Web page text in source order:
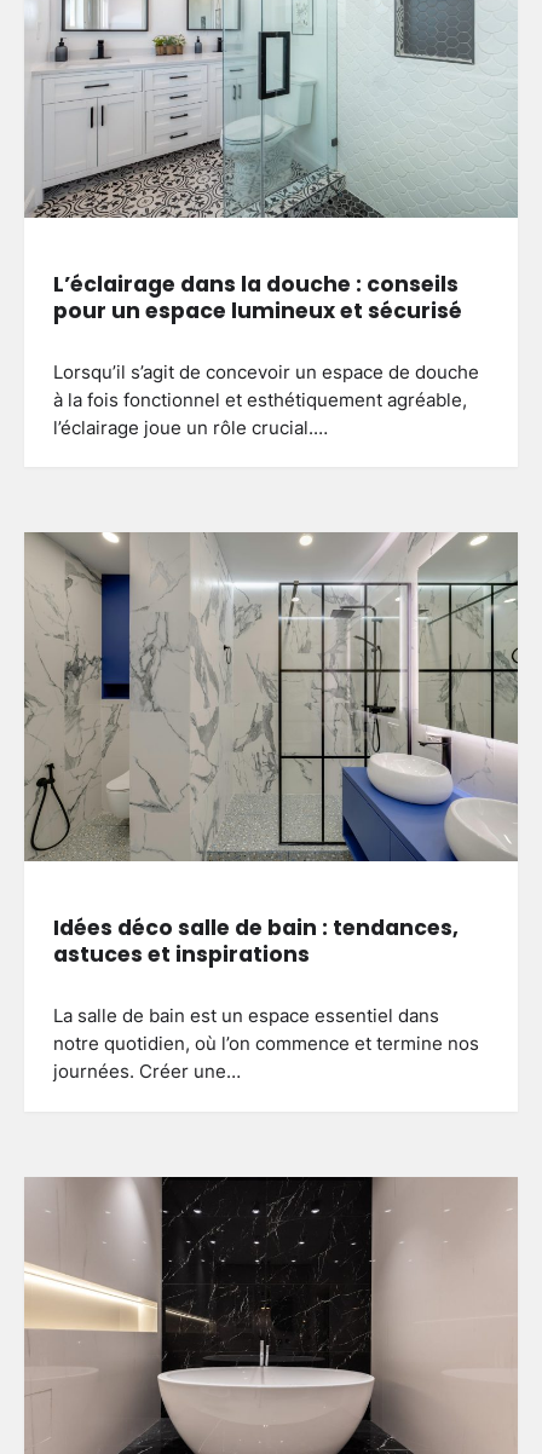
L’éclairage dans la douche : conseils
pour un espace lumineux et sécurisé
Lorsqu’il s’agit de concevoir un espace de douche
à la fois fonctionnel et esthétiquement agréable,
l’éclairage joue un rôle crucial.…
Idées déco salle de bain : tendances,
astuces et inspirations
La salle de bain est un espace essentiel dans
notre quotidien, où l’on commence et termine nos
journées. Créer une…